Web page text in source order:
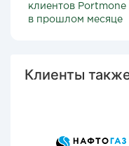
клиентов Portmone
в прошлом месяце
Клиенты